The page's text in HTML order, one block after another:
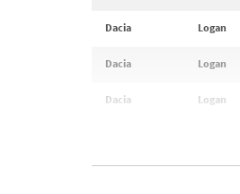
Dacia Logan
Dacia Logan
Dacia Logan